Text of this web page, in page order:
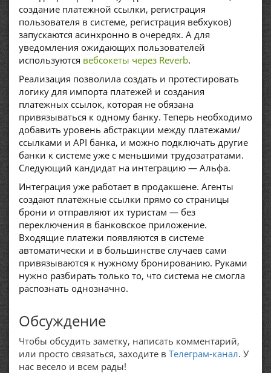
создание платежной ссылки, регистрация
пользователя в системе, регистрация вебхуков)
запускаются асинхронно в очередях. А для
уведомления ожидающих пользователей
используются вебсокеты через Reverb.
Реализация позволила создать и протестировать
логику для импорта платежей и создания
платежных ссылок, которая не обязана
привязываться к одному банку. Теперь необходимо
добавить уровень абстракции между платежами/
ссылками и API банка, и можно подключать другие
банки к системе уже с меньшими трудозатратами.
Следующий кандидат на интеграцию — Альфа.
Интеграция уже работает в продакшене. Агенты
создают платёжные ссылки прямо со страницы
брони и отправляют их туристам — без
переключения в банковское приложение.
Входящие платежи появляются в системе
автоматически и в большинстве случаев сами
привязываются к нужному бронированию. Руками
нужно разбирать только то, что система не смогла
распознать однозначно.
Обсуждение
Чтобы обсудить заметку, написать комментарий,
или просто связаться, заходите в Телеграм-канал. У
нас весело и всем рады!